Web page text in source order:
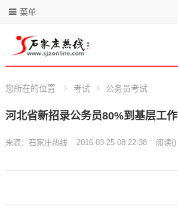
菜单
您所在的位置 考试 公务员考试
河北省新招录公务员80%到基层工作
来源： 石家庄热线 2016-03-25 08:22:38 阅读()